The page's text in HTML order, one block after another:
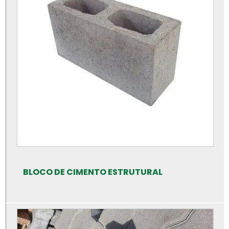
Bloquetes de concreto para piso
Bloquetes de concreto preço
Calha de concreto para piso
Calha de concreto pré moldado
Cano de cimento
BLOCO DE CIMENTO ESTRUTURAL